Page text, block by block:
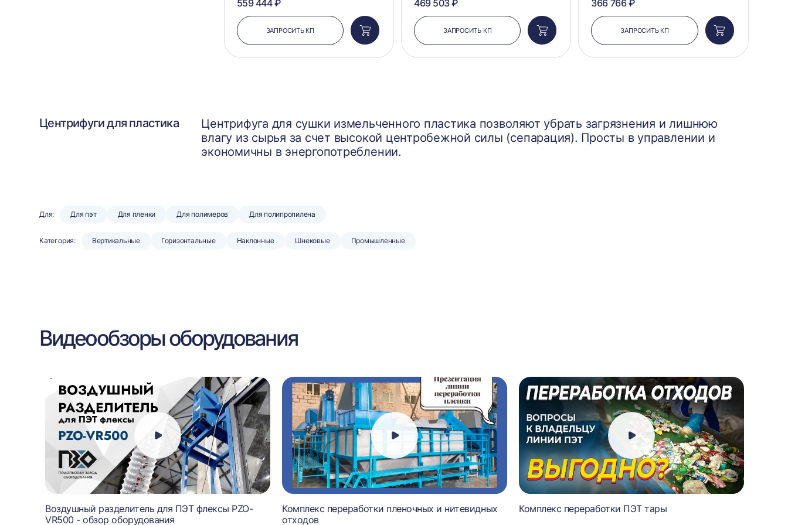
559 444 ₽
ЗАПРОСИТЬ КП
Добавить
в
корзину
469 503 ₽
ЗАПРОСИТЬ КП
Добавить
в
корзину
366 766 ₽
ЗАПРОСИТЬ КП
Добавить
в
корзину
Центрифуги для пластика
Центрифуга для сушки измельченного пластика позволяют убрать загрязнения и лишнюю
влагу из сырья за счет высокой центробежной силы (сепарация). Просты в управлении и
экономичны в энергопотреблении.
Для: Для пэт Для пленки Для полимеров Для полипропилена
Категория: Вертикальные Горизонтальные Наклонные Шнековые Промышленные
Видеообзоры оборудования
Воздушный разделитель для ПЭТ флексы PZO-
VR500 - обзор оборудования
Комплекс переработки пленочных и нитевидных
отходов
Комплекс переработки ПЭТ тары